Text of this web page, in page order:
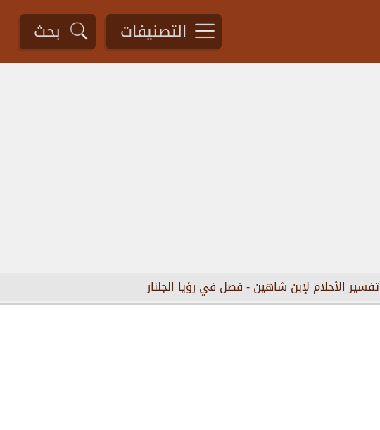
التصنيفات بحث
تفسير الأحلام لإبن شاهين-فصل في رؤيا الجلنار